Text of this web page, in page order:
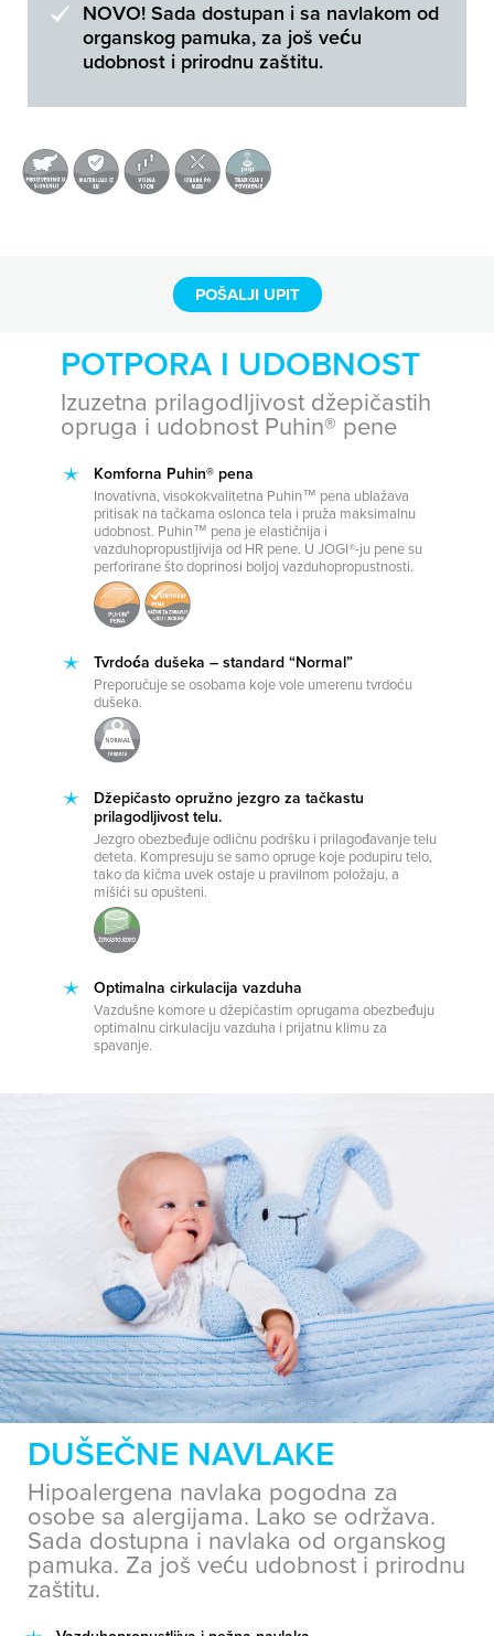
NOVO! Sada dostupan i sa navlakom od
organskog pamuka, za još veću
udobnost i prirodnu zaštitu.
POŠALJI UPIT
POTPORA I UDOBNOST
Izuzetna prilagodljivost džepičastih
opruga i udobnost Puhin® pene
Komforna Puhin® pena
Inovativna, visokokvalitetna Puhin™ pena ublažava
pritisak na tačkama oslonca tela i pruža maksimalnu
udobnost. Puhin™ pena je elastičnija i
vazduhopropustljivija od HR pene. U JOGI®-ju pene su
perforirane što doprinosi boljoj vazduhopropustnosti.
Tvrdoća dušeka – standard “Normal”
Preporučuje se osobama koje vole umerenu tvrdoću
dušeka.
Džepičasto opružno jezgro za tačkastu
prilagodljivost telu.
Jezgro obezbeđuje odličnu podršku i prilagođavanje telu
deteta. Kompresuju se samo opruge koje podupiru telo,
tako da kičma uvek ostaje u pravilnom položaju, a
mišići su opušteni.
Optimalna cirkulacija vazduha
Vazdušne komore u džepičastim oprugama obezbeđuju
optimalnu cirkulaciju vazduha i prijatnu klimu za
spavanje.
DUŠEČNE NAVLAKE
Hipoalergena navlaka pogodna za
osobe sa alergijama. Lako se održava.
Sada dostupna i navlaka od organskog
pamuka. Za još veću udobnost i prirodnu
zaštitu.